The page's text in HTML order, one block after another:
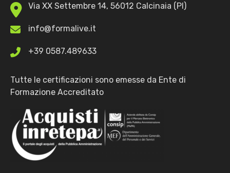
Via XX Settembre 14, 56012 Calcinaia (PI)
info@formalive.it
+39 0587.489633
Tutte le certificazioni sono emesse da Ente di
Formazione Accreditato